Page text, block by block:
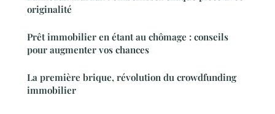
originalité
Prêt immobilier en étant au chômage : conseils
pour augmenter vos chances
La première brique, révolution du crowdfunding
immobilier